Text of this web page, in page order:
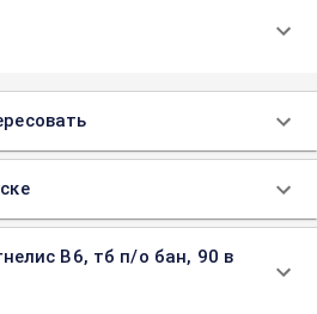
В6, тб п/о бан, 90 в